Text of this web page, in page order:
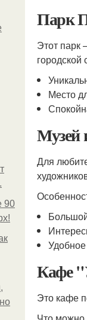
90
Парк
Этот парк
городской
Место
Музей
Для
Кафе
Это кафе